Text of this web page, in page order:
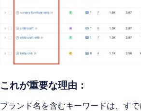
これが重要な理由：
ブランド名を含むキーワードは、す